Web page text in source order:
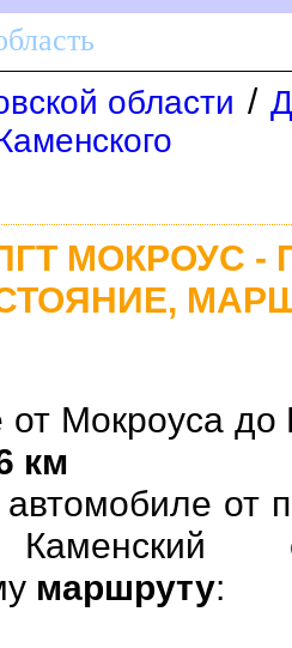
области /
МОКРОУС -
от Мокроуса до
км
от
Каменский
маршруту: